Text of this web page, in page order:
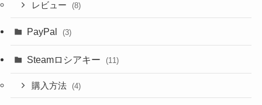
レビュー (8)
PayPal (3)
Steamロシアキー (11)
購入方法 (4)